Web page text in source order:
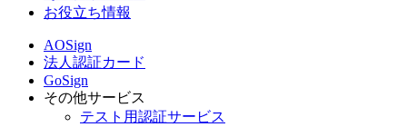
お役立ち情報
AOSign
法人認証カード
GoSign
その他サービス
テスト用認証サービス